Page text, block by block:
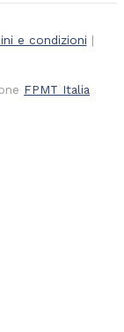
e condizioni |
FPMT Italia